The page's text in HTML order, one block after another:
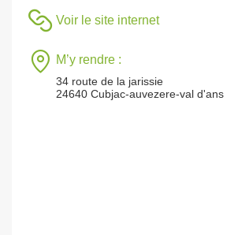
Voir le site internet
M’y rendre :
34 route de la jarissie
24640 Cubjac-auvezere-val d'ans